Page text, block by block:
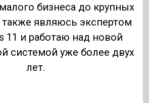
бизнеса до крупных
являюсь экспертом
11 и работаю над новой
системой уже более двух
лет.